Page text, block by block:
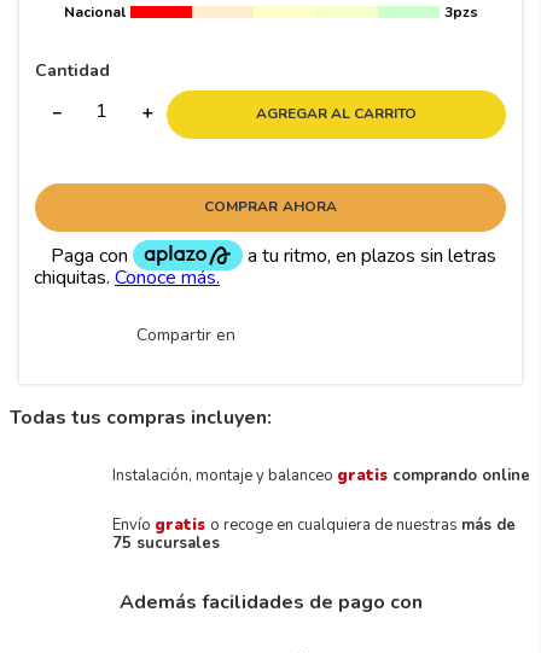
Nacional
3pzs
Cantidad
＋
－ AGREGAR AL CARRITO
COMPRAR AHORA
Compartir en
Todas tus compras incluyen:
Instalación, montaje y balanceo gratis comprando online
Envío gratis o recoge en cualquiera de nuestras más de
75 sucursales
Además facilidades de pago con